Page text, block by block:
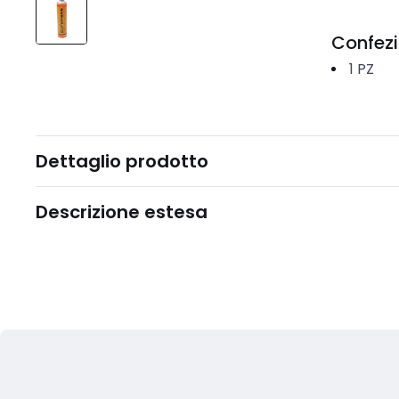
1 PZ
Dettaglio prodotto
Descrizione estesa